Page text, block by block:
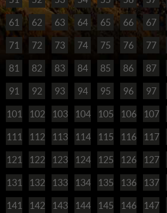
61 62 63 64 65 66 67
71 72 73 74 75 76 77
81 82 83 84 85 86 87
91 92 93 94 95 96 97
101 102 103 104 105 106 107
111 112 113 114 115 116 117
121 122 123 124 125 126 127
131 132 133 134 135 136 137
141 142 143 144 145 146 147